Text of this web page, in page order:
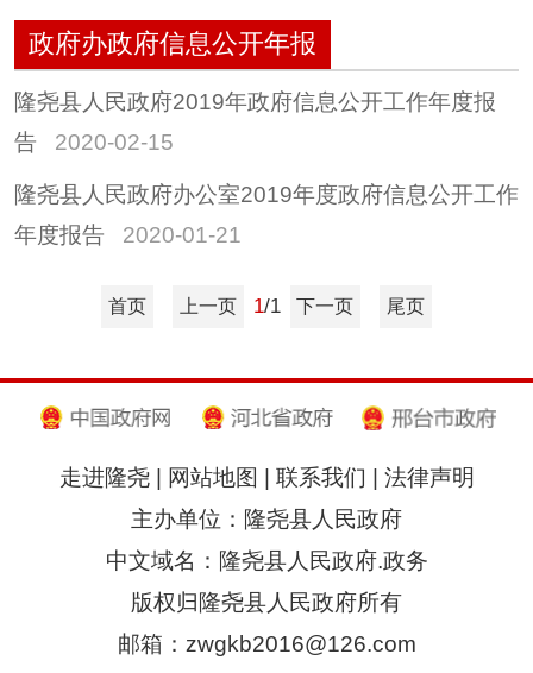
政府办政府信息公开年报
隆尧县人民政府2019年政府信息公开工作年度报
告
2020-02-15
隆尧县人民政府办公室2019年度政府信息公开工作
年度报告
2020-01-21
首页 上一页 1/1 下一页 尾页
走进隆尧| 网站地图 联系我们
法律声明
主办单位：隆尧县人民政府
中文域名：隆尧县人民政府.政务
版权归隆尧县人民政府所有
邮箱：zwgkb2016@126.com